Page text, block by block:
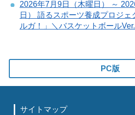
2026年7月9日（木曜日） ～
日） 語るスポーツ養成プロジェ
ルガ！」＼バスケットボール
PC版
サイトマップ